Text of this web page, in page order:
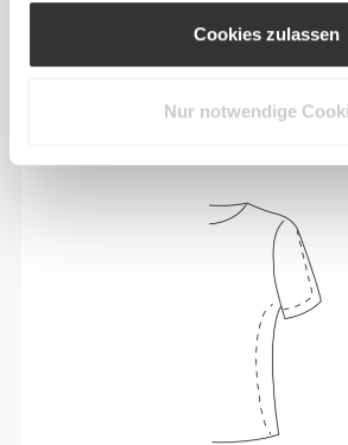
Cookies zulassen
Nur notwendige
Sich jeden Tag bequem und frei
können, das ist die Devise.